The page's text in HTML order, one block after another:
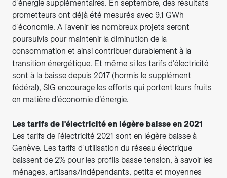
d’énergie supplémentaires. En septembre, des résultats
prometteurs ont déjà été mesurés avec 9,1 GWh
d’économie. A l’avenir les nombreux projets seront
poursuivis pour maintenir la diminution de la
consommation et ainsi contribuer durablement à la
transition énergétique. Et même si les tarifs d’électricité
sont à la baisse depuis 2017 (hormis le supplément
fédéral), SIG encourage les efforts qui portent leurs fruits
en matière d’économie d’énergie.
Les tarifs de l'électricité en légère baisse en 2021
Les tarifs de l'électricité 2021 sont en légère baisse à
Genève. Les tarifs d’utilisation du réseau électrique
baissent de 2% pour les profils basse tension, à savoir les
ménages, artisans/indépendants, petits et moyennes